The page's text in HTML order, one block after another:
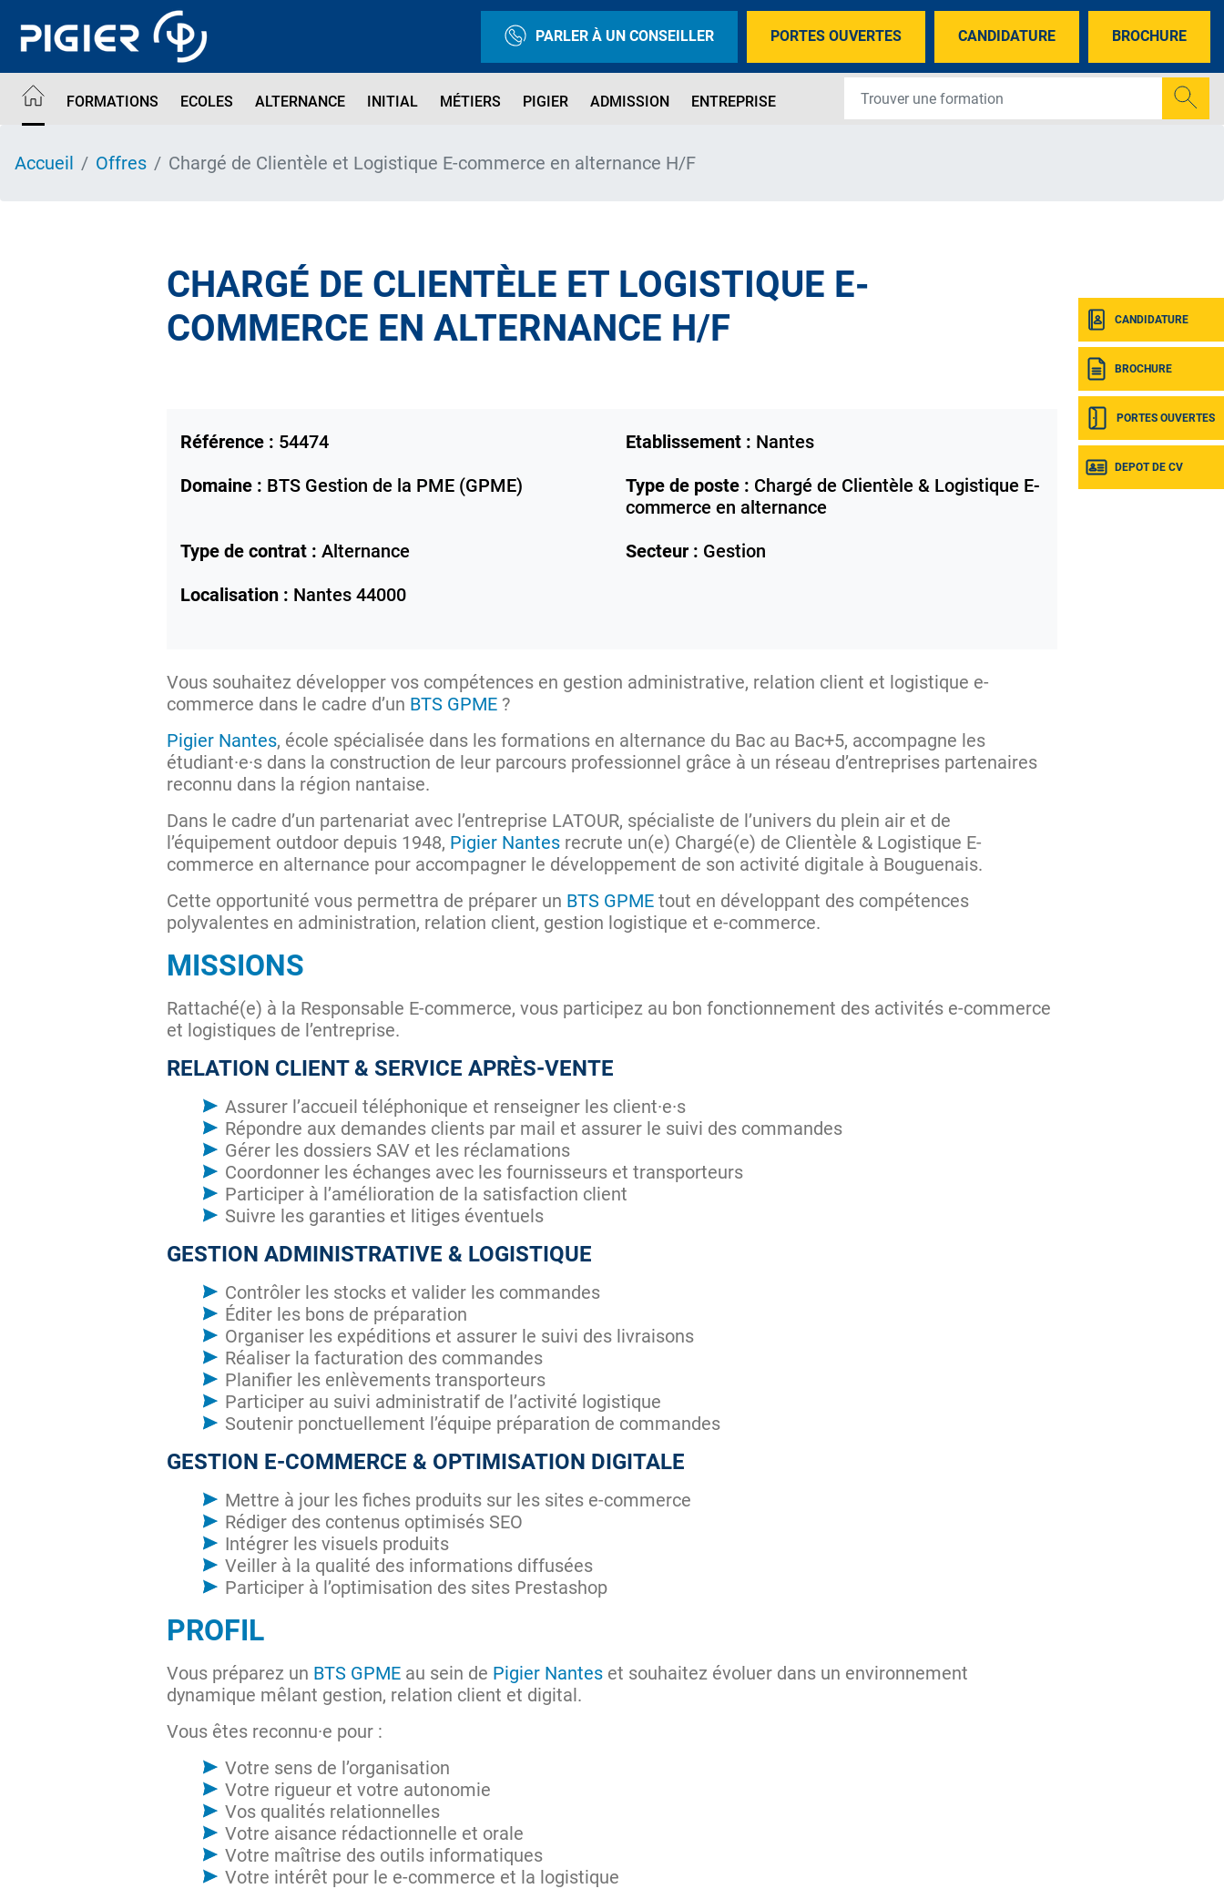
contenu
PARLER À UN CONSEILLER PORTES OUVERTES CANDIDATURE BROCHURE
FORMATIONS ECOLES ALTERNANCE INITIAL MÉTIERS PIGIER ADMISSION ENTREPRISE
CANDIDATURE
BROCHURE
PORTES OUVERTES
DEPOT DE CV
Accueil Offres Chargé de Clientèle et Logistique E-commerce en alternance H/F
CHARGÉ DE CLIENTÈLE ET LOGISTIQUE E-
COMMERCE EN ALTERNANCE H/F
Référence : 54474 Etablissement : Nantes
Domaine : BTS Gestion de la PME (GPME) Type de poste : Chargé de Clientèle & Logistique E-
commerce en alternance
Type de contrat : Alternance Secteur : Gestion
Localisation : Nantes 44000
Vous souhaitez développer vos compétences en gestion administrative, relation client et logistique e-
commerce dans le cadre d’un BTS GPME ?
Pigier Nantes, école spécialisée dans les formations en alternance du Bac au Bac+5, accompagne les
étudiant·e·s dans la construction de leur parcours professionnel grâce à un réseau d’entreprises partenaires
reconnu dans la région nantaise.
Dans le cadre d’un partenariat avec l’entreprise LATOUR, spécialiste de l’univers du plein air et de
l’équipement outdoor depuis 1948, Pigier Nantes recrute un(e) Chargé(e) de Clientèle & Logistique E-
commerce en alternance pour accompagner le développement de son activité digitale à Bouguenais.
Cette opportunité vous permettra de préparer un BTS GPME tout en développant des compétences
polyvalentes en administration, relation client, gestion logistique et e-commerce.
MISSIONS
Rattaché(e) à la Responsable E-commerce, vous participez au bon fonctionnement des activités e-commerce
et logistiques de l’entreprise.
RELATION CLIENT & SERVICE APRÈS-VENTE
Assurer l’accueil téléphonique et renseigner les client·e·s
Répondre aux demandes clients par mail et assurer le suivi des commandes
Gérer les dossiers SAV et les réclamations
Coordonner les échanges avec les fournisseurs et transporteurs
Participer à l’amélioration de la satisfaction client
Suivre les garanties et litiges éventuels
GESTION ADMINISTRATIVE & LOGISTIQUE
Contrôler les stocks et valider les commandes
Éditer les bons de préparation
Organiser les expéditions et assurer le suivi des livraisons
Réaliser la facturation des commandes
Planifier les enlèvements transporteurs
Participer au suivi administratif de l’activité logistique
Soutenir ponctuellement l’équipe préparation de commandes
GESTION E-COMMERCE & OPTIMISATION DIGITALE
Mettre à jour les fiches produits sur les sites e-commerce
Rédiger des contenus optimisés SEO
Intégrer les visuels produits
Veiller à la qualité des informations diffusées
Participer à l’optimisation des sites Prestashop
PROFIL
Vous préparez un BTS GPME au sein de Pigier Nantes et souhaitez évoluer dans un environnement
dynamique mêlant gestion, relation client et digital.
Vous êtes reconnu·e pour :
Votre sens de l’organisation
Votre rigueur et votre autonomie
Vos qualités relationnelles
Votre aisance rédactionnelle et orale
Votre maîtrise des outils informatiques
Votre intérêt pour le e-commerce et la logistique